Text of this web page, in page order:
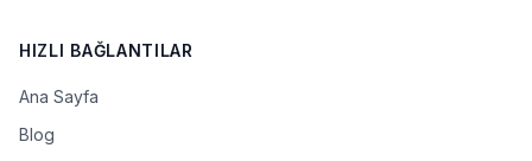
HIZLI BAĞLANTILAR
Ana Sayfa
Blog